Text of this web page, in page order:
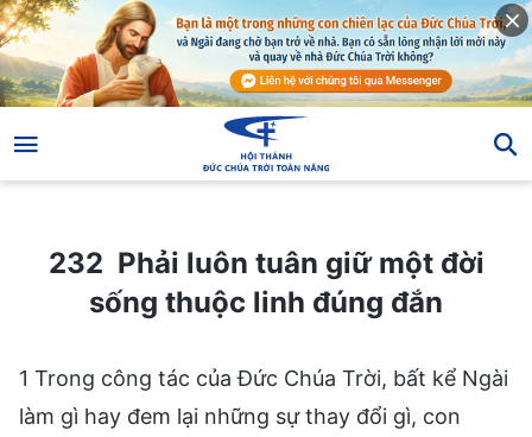
232 Phải luôn tuân giữ một đời
sống thuộc linh đúng đắn
1 Trong công tác của Đức Chúa Trời, bất kể Ngài
làm gì hay đem lại những sự thay đổi gì, con